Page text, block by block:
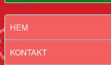
HEM
KONTAKT